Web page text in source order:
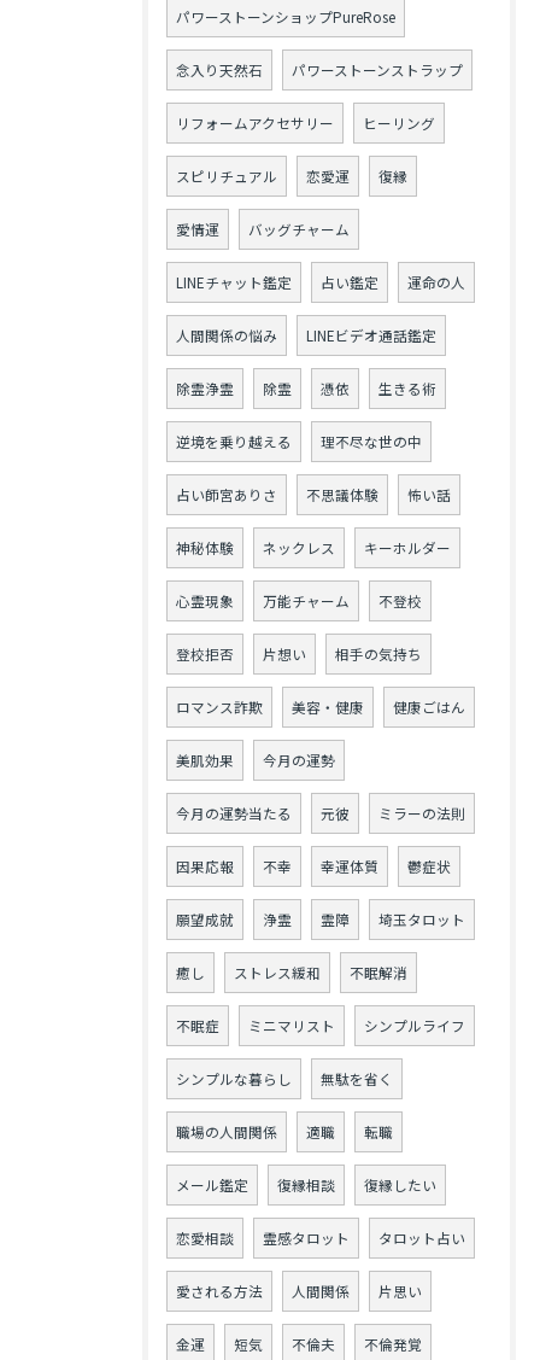
パワーストーンショップPureRose
念入り天然石 パワーストーンストラップ
リフォームアクセサリー ヒーリング
スピリチュアル 恋愛運 復縁
愛情運 バッグチャーム
LINEチャット鑑定 占い鑑定 運命の人
人間関係の悩み LINEビデオ通話鑑定
除霊浄霊 除霊 憑依 生きる術
逆境を乗り越える 理不尽な世の中
占い師宮ありさ 不思議体験 怖い話
神秘体験 ネックレス キーホルダー
心霊現象 万能チャーム 不登校
登校拒否 片想い 相手の気持ち
ロマンス詐欺 美容・健康 健康ごはん
美肌効果 今月の運勢
今月の運勢当たる 元彼 ミラーの法則
因果応報 不幸 幸運体質 鬱症状
願望成就 浄霊 霊障 埼玉タロット
癒し ストレス緩和 不眠解消
不眠症 ミニマリスト シンプルライフ
シンプルな暮らし 無駄を省く
職場の人間関係 適職 転職
メール鑑定 復縁相談 復縁したい
恋愛相談 霊感タロット タロット占い
愛される方法 人間関係 片思い
金運 短気 不倫夫 不倫発覚